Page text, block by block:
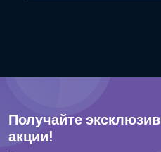
Получайте
акции!